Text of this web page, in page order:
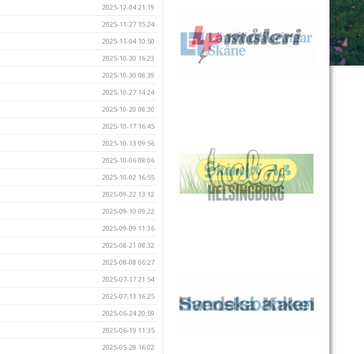
2025-12-04 21:19
2025-11-27 15:24
2025-11-04 10:50
2025-10-30 16:23
2025-10-30 08:39
2025-10-27 14:24
2025-10-20 08:30
2025-10-17 16:45
2025-10-13 09:56
2025-10-06 08:06
2025-10-02 16:55
2025-09-22 13:12
2025-09-10 09:22
2025-09-09 11:36
2025-08-21 08:32
2025-08-08 06:27
2025-07-17 21:54
2025-07-13 16:25
2025-06-24 20:59
2025-06-19 11:35
2025-05-28 16:02